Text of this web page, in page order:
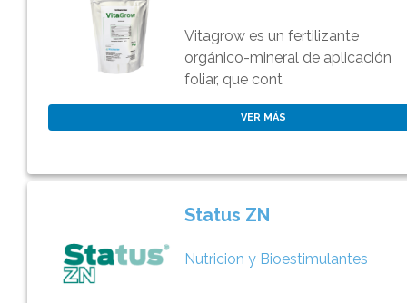
Vitagrow es un fertilizante
orgánico-mineral de aplicación
foliar, que cont
VER MÁS
Status ZN
Nutricion y Bioestimulantes